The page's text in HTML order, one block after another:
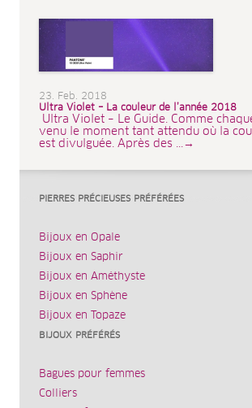
23. Feb. 2018
Ultra Violet – La couleur de l’année 2018
Ultra Violet – Le Guide. Comme
venu le moment tant attendu où la
est divulguée. Après des ...→
PIERRES PRÉCIEUSES PRÉFÉRÉES
Bijoux en Opale
Bijoux en Saphir
Bijoux en Améthyste
Bijoux en Sphène
Bijoux en Topaze
BIJOUX PRÉFÉRÉS
Bagues pour femmes
Colliers